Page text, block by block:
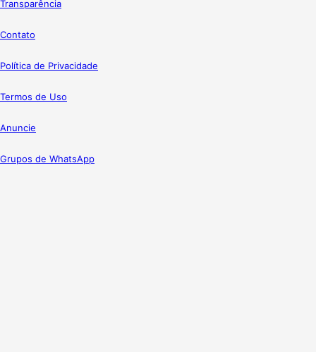
Transparência
Contato
Política de Privacidade
Termos de Uso
Anuncie
Grupos de WhatsApp